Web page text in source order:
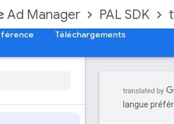
Ad Manager PAL SDK
Téléchargements
langue